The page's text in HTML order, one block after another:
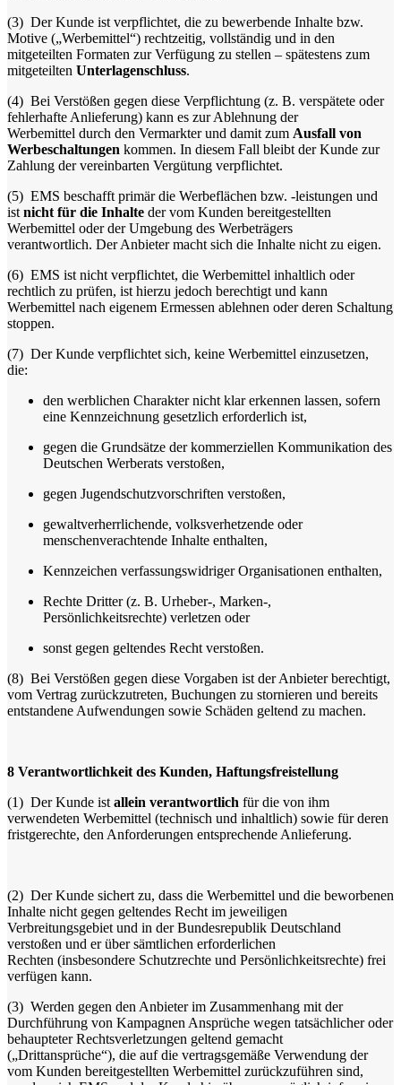
(3) Der Kunde ist verpflichtet, die zu bewerbende Inhalte bzw.
Motive („Werbemittel“) rechtzeitig, vollständig und in den
mitgeteilten Formaten zur Verfügung zu stellen – spätestens zum
mitgeteilten Unterlagenschluss.
(4) Bei Verstößen gegen diese Verpflichtung (z. B. verspätete oder
fehlerhafte Anlieferung) kann es zur Ablehnung der
Werbemittel durch den Vermarkter und damit zum Ausfall von
Werbeschaltungen kommen. In diesem Fall bleibt der Kunde zur
Zahlung der vereinbarten Vergütung verpflichtet.
(5) EMS beschafft primär die Werbeflächen bzw. -leistungen und
ist nicht für die Inhalte der vom Kunden bereitgestellten
Werbemittel oder der Umgebung des Werbeträgers
verantwortlich. Der Anbieter macht sich die Inhalte nicht zu eigen.
(6) EMS ist nicht verpflichtet, die Werbemittel inhaltlich oder
rechtlich zu prüfen, ist hierzu jedoch berechtigt und kann
Werbemittel nach eigenem Ermessen ablehnen oder deren Schaltung
stoppen.
(7) Der Kunde verpflichtet sich, keine Werbemittel einzusetzen,
die:
den werblichen Charakter nicht klar erkennen lassen, sofern
eine Kennzeichnung gesetzlich erforderlich ist,
gegen die Grundsätze der kommerziellen Kommunikation des
Deutschen Werberats verstoßen,
gegen Jugendschutzvorschriften verstoßen,
gewaltverherrlichende, volksverhetzende oder
menschenverachtende Inhalte enthalten,
Kennzeichen verfassungswidriger Organisationen enthalten,
Rechte Dritter (z. B. Urheber-, Marken-,
Persönlichkeitsrechte) verletzen oder
sonst gegen geltendes Recht verstoßen.
(8) Bei Verstößen gegen diese Vorgaben ist der Anbieter berechtigt,
vom Vertrag zurückzutreten, Buchungen zu stornieren und bereits
entstandene Aufwendungen sowie Schäden geltend zu machen.
8 Verantwortlichkeit des Kunden, Haftungsfreistellung
(1) Der Kunde ist allein verantwortlich für die von ihm
verwendeten Werbemittel (technisch und inhaltlich) sowie für deren
fristgerechte, den Anforderungen entsprechende Anlieferung.
(2) Der Kunde sichert zu, dass die Werbemittel und die beworbenen
Inhalte nicht gegen geltendes Recht im jeweiligen
Verbreitungsgebiet und in der Bundesrepublik Deutschland
verstoßen und er über sämtlichen erforderlichen
Rechten (insbesondere Schutzrechte und Persönlichkeitsrechte) frei
verfügen kann.
(3) Werden gegen den Anbieter im Zusammenhang mit der
Durchführung von Kampagnen Ansprüche wegen tatsächlicher oder
behaupteter Rechtsverletzungen geltend gemacht
(„Drittansprüche“), die auf die vertragsgemäße Verwendung der
vom Kunden bereitgestellten Werbemittel zurückzuführen sind,